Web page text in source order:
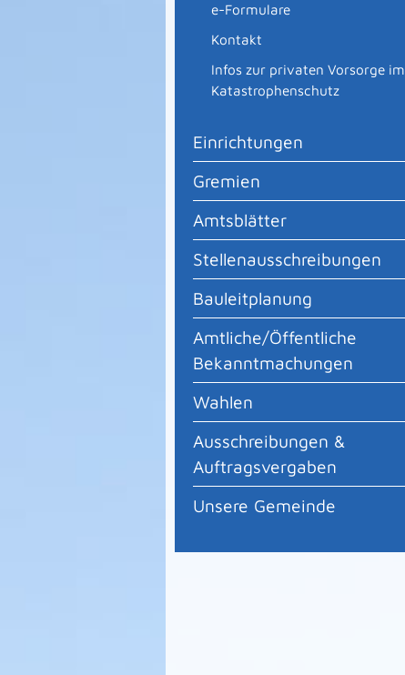
e-Formulare
Kontakt
Infos zur privaten Vorsorge im
Katastrophenschutz
Einrichtungen
Gremien
Amtsblätter
Stellenausschreibungen
Bauleitplanung
Amtliche/Öffentliche
Bekanntmachungen
Wahlen
Ausschreibungen &
Auftragsvergaben
Unsere Gemeinde